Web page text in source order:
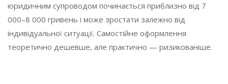
юридичним супроводом починається приблизно від 7
000–8 000 гривень і може зростати залежно від
індивідуальної ситуації. Самостійне оформлення
теоретично дешевше, але практично — ризикованіше.